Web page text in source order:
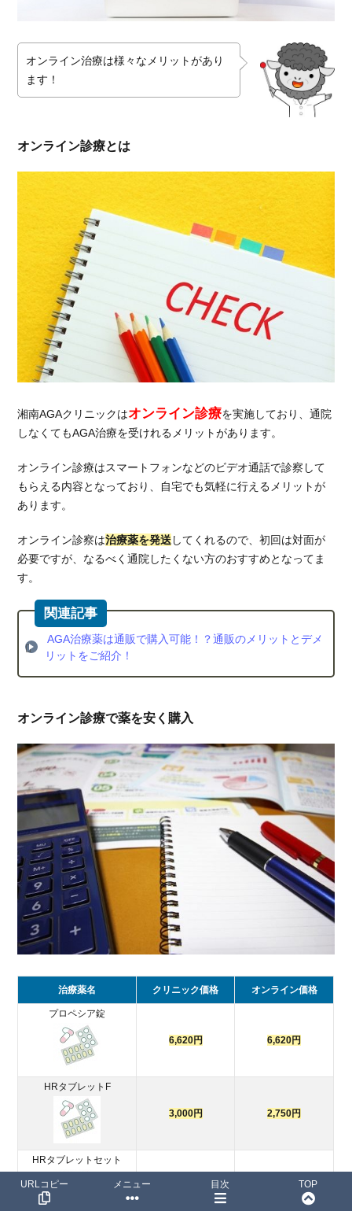
オンライン治療は様々なメリットがあり
ます！
オンライン診療とは
湘南AGAクリニックはオンライン診療を実施しており、通院
しなくてもAGA治療を受けれるメリットがあります。
オンライン診療はスマートフォンなどのビデオ通話で診察して
もらえる内容となっており、自宅でも気軽に行えるメリットが
あります。
オンライン診察は治療薬を発送してくれるので、初回は対面が
必要ですが、なるべく通院したくない方のおすすめとなってま
す。
AGA治療薬は通販で購入可能！？通販のメリットとデメ
リットをご紹介！
オンライン診療で薬を安く購入
治療薬名 クリニック価格 オンライン価格
プロペシア錠
6,620円 6,620円
HRタブレットF
3,000円 2,750円
HRタブレットセット
11,730円～
URLコピー メニュー 目次 TOP